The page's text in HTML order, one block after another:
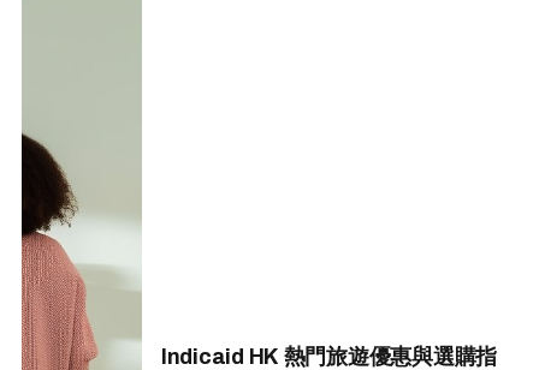
Indicaid HK 熱門旅遊優惠與選購指